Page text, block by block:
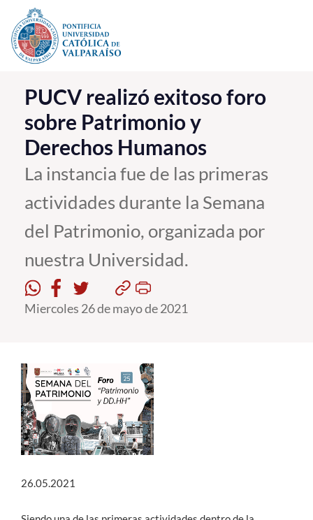
Click acá para ir directamente al contenido
La Universidad
Investigación, Creación e Innovación
PUCV Internacional
Vinculación con el Medio
Admisión
Postgrado
Formación Continua
Académicos
Funcionarios
Alumni
English
PUCV realizó exitoso foro
sobre Patrimonio y
Derechos Humanos
La instancia fue de las primeras
actividades durante la Semana
del Patrimonio, organizada por
nuestra Universidad.
Miercoles 26 de mayo de 2021
26.05.2021